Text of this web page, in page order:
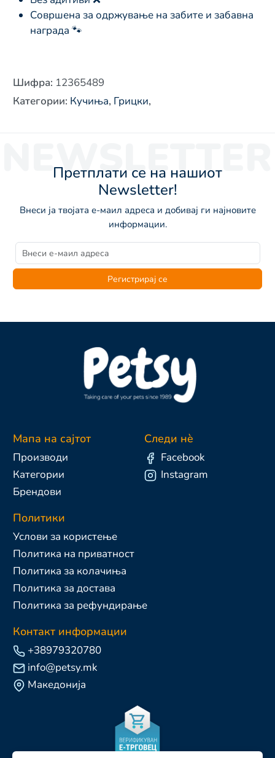
Совршена за одржување на забите и забавна
награда 🐾
Шифра: 12365489
Категории: Кучиња, Грицки,
NEWSLETTER
Претплати се на нашиот
Newsletter!
Внеси ја твојата е-маил адреса и добивај ги најновите
информации.
Регистрирај се
Мапа на сајтот
Производи
Категории
Брендови
Политики
Услови за користење
Политика на приватност
Политика за колачиња
Политика за достава
Политика за рефундирање
Контакт информации
+38979320780
info@petsy.mk
Македонија
Следи нè
Facebook
Instagram